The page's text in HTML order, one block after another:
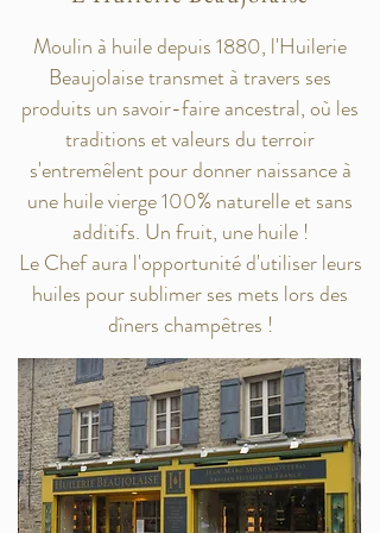
Moulin à huile depuis 1880, l'Huilerie
Beaujolaise transmet à travers ses
produits un savoir-faire ancestral, où les
traditions et valeurs du terroir
s'entremêlent pour donner naissance à
une huile vierge 100% naturelle et sans
additifs. Un fruit, une huile !
Le Chef aura l'opportunité d'utiliser leurs
huiles pour sublimer ses mets lors des
dîners champêtres !